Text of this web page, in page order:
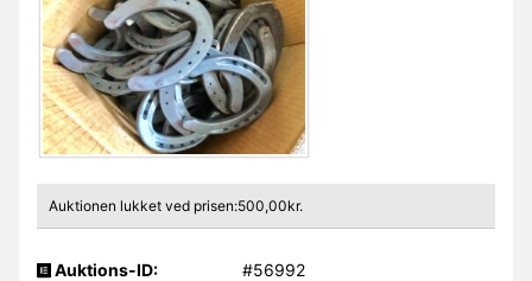
Auktionen lukket ved prisen:500,00kr.
Auktions-ID:
#56992